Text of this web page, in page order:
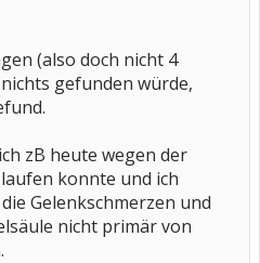
(also doch nicht 4
gefunden würde,
zB heute wegen der
konnte und ich
Gelenkschmerzen und
nicht primär von